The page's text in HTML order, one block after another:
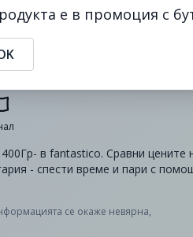
в fantastico. Сравни цените
- спести време и пари с
се окаже невярна,
е в промоция с